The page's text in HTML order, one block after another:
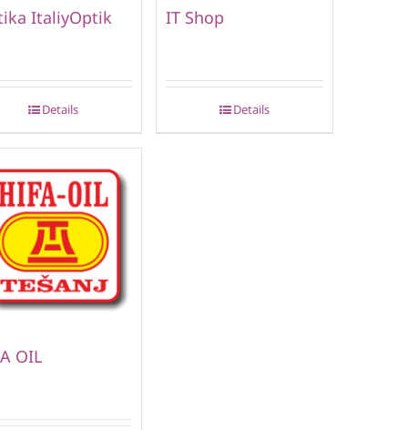
ItaliyOptik
Details
IT Shop
Details
OIL